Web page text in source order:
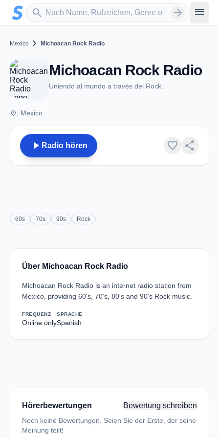
Zum Hauptinhalt springen
search
Sender suchen arrow_forward menu
Mexico chevron_right Michoacan Rock Radio
Michoacan Rock Radio
Uniendo al mundo a través del Rock.
place , Mexico
play_arrow Radio hören favorite share
60s 70s 90s Rock
Über Michoacan Rock Radio
Michoacan Rock Radio is an internet radio station from
Mexico, providing 60's, 70's, 80's and 90's Rock music.
FREQUENZ
Online only
SPRACHE
Spanish
Hörerbewertungen Bewertung schreiben
Noch keine Bewertungen. Seien Sie der Erste, der seine
Meinung teilt!